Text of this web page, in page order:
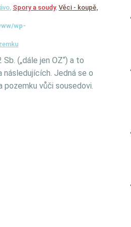
, Spory a soudy, Věci - koupě,
wp-
(„dále jen OZ“) a to
Jedná se o
vůči sousedovi.